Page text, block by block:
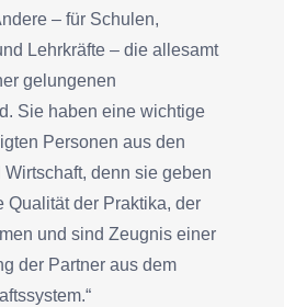
– für Schulen,
Lehrkräfte – die allesamt
gelungenen
Sie haben eine wichtige
Personen aus den
denn sie geben
Qualität der Praktika, der
und sind Zeugnis einer
der Partner aus dem